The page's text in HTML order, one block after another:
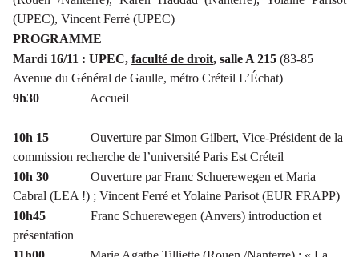
(UPEC), Vincent Ferré (UPEC)
PROGRAMME
Mardi 16/11 : UPEC, faculté de droit, salle A 215 (83-85
Avenue du Général de Gaulle, métro Créteil L’Échat)
9h30 Accueil
10h 15 Ouverture par Simon Gilbert, Vice-Président de la
commission recherche de l’université Paris Est Créteil
10h 30 Ouverture par Franc Schuerewegen et Maria
Cabral (LEA !) ; Vincent Ferré et Yolaine Parisot (EUR FRAPP)
10h45 Franc Schuerewegen (Anvers) introduction et
présentation